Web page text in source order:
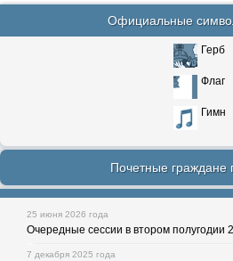
Официальные
Герб
Флаг
Гимн
Почетные граждане
25 июня 2026 года
Очередные сессии в втором полугодии
7 декабря 2025 года